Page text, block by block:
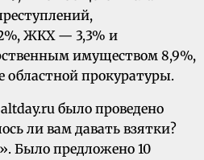
ЖКХ — 3,3% и
имуществом 8,9%,
областной прокуратуры.
было проведено
ли вам давать взятки?
Было предложено 10